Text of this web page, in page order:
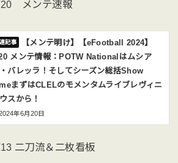
メンテ速報
【メンテ明け】【eFootball 2024】
メンテ情報：POTW Nationalはムシア
バレッラ！そしてシーズン総括Show
まずはCLELのモメンタムライブレヴィニ
スから！
年6月20日
二刀流＆二枚看板